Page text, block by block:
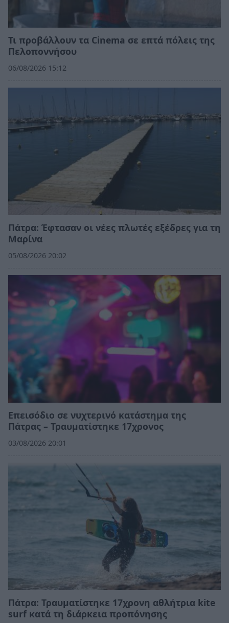
Τι προβάλλουν τα Cinema σε επτά πόλεις της
Πελοποννήσου
06/08/2026 15:12
Πάτρα: Έφτασαν οι νέες πλωτές εξέδρες για τη
Μαρίνα
05/08/2026 20:02
Επεισόδιο σε νυχτερινό κατάστημα της
Πάτρας – Τραυματίστηκε 17χρονος
03/08/2026 20:01
Πάτρα: Τραυματίστηκε 17χρονη αθλήτρια kite
surf κατά τη διάρκεια προπόνησης